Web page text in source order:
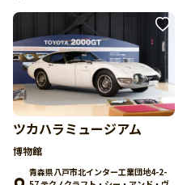
ツカハラミュージアム
博物館
青森県八戸市北インター工業団地4-2-